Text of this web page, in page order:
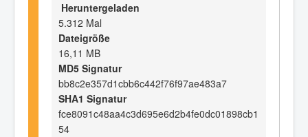
Heruntergeladen
5.312 Mal
Dateigröße
16,11 MB
MD5 Signatur
bb8c2e357d1cbb6c442f76f97ae483a7
SHA1 Signatur
fce8091c48aa4c3d695e6d2b4fe0dc01898cb1
54